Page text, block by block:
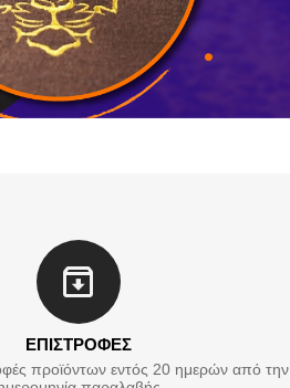
ΕΠΙΣΤΡΟΦΕΣ
προϊόντων εντός 20 ημερών από την